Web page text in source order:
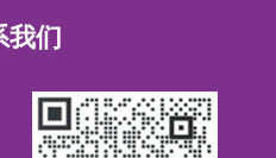
我们